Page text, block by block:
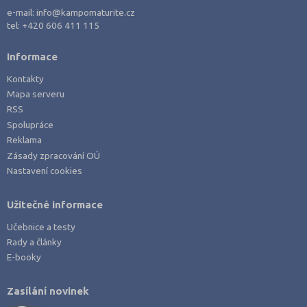
e-mail:info@kampomaturite.cz
tel: +420 606 411 115
Informace
Kontakty
Mapa serveru
RSS
Spolupráce
Reklama
Zásady zpracování OÚ
Nastavení cookies
Užitečné informace
Učebnice a testy
Rady a články
E-booky
Zasílání novinek